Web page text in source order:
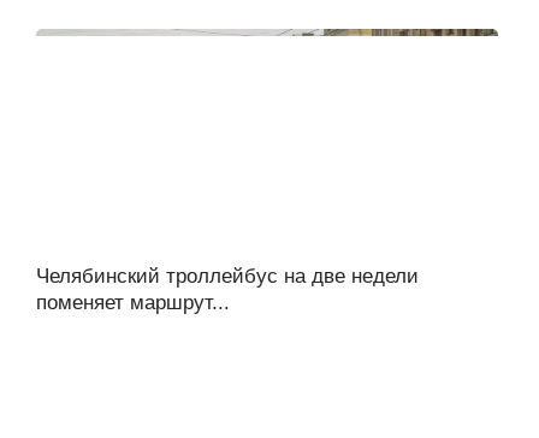
Челябинский троллейбус на две недели
поменяет маршрут...